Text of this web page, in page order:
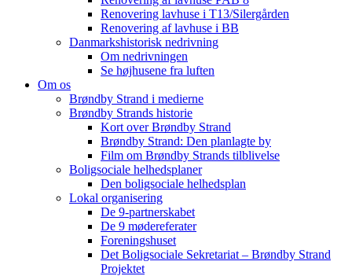
Renovering lavhuse i T13/Silergården
Renovering af lavhuse i BB
Danmarkshistorisk nedrivning
Om nedrivningen
Se højhusene fra luften
Om os
Brøndby Strand i medierne
Brøndby Strands historie
Kort over Brøndby Strand
Brøndby Strand: Den planlagte by
Film om Brøndby Strands tilblivelse
Boligsociale helhedsplaner
Den boligsociale helhedsplan
Lokal organisering
De 9-partnerskabet
De 9 mødereferater
Foreningshuset
Det Boligsociale Sekretariat – Brøndby Strand
Projektet